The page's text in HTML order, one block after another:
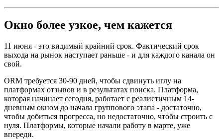
Окно более узкое, чем кажется
11 июня - это видимый крайний срок. Фактический срок
выхода на рынок наступает раньше - и для каждого канала он
свой.
ORM требуется 30-90 дней, чтобы сдвинуть иглу на
платформах отзывов и в результатах поиска. Платформа,
которая начинает сегодня, работает с реалистичным 14-
дневным окном до начала группового этапа - достаточно,
чтобы добиться прогресса, но недостаточно, чтобы строить с
нуля. Платформы, которые начали работу в марте, уже
впереди.